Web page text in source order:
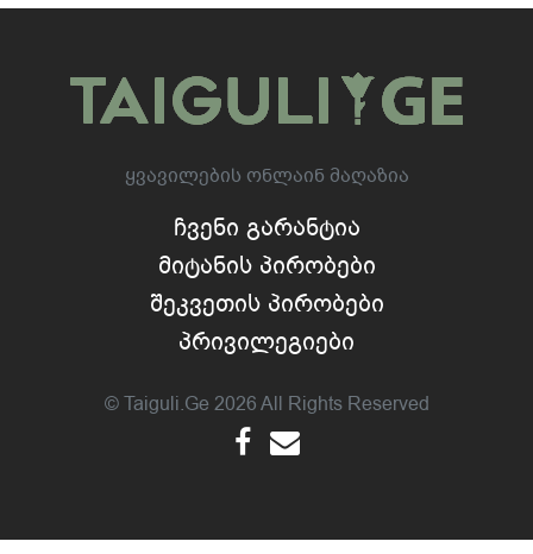
Ყვავილების Ონლაინ Მაღაზია
Ჩვენი Გარანტია
Მიტანის Პირობები
Შეკვეთის Პირობები
Პრივილეგიები
© Taiguli.ge 2026 All Rights Reserved